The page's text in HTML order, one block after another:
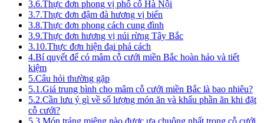
3.6.Thực đơn phong vị phố cổ Hà Nội
3.7.Thực đơn đậm đà hương vị biển
3.8.Thực đơn phong cách cung đình
3.9.Thực đơn hương vị núi rừng Tây Bắc
3.10.Thực đơn hiện đại phá cách
4.Bí quyết để có mâm cỗ cưới miền Bắc hoàn hảo và tiết
kiệm
5.Câu hỏi thường gặp
5.1.Giá trung bình cho mâm cỗ cưới miền Bắc là bao nhiêu?
5.2.Cần lưu ý gì về số lượng món ăn và khẩu phần ăn khi đặt
cỗ cưới?
5.3.Món tráng miệng nào được ưa chuộng nhất trong cỗ cưới